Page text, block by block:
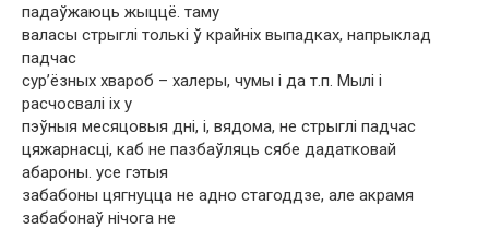
падаўжаюць жыццё. таму
валасы стрыглі толькі ў крайніх выпадках, напрыклад
падчас
сур’ёзных хвароб – халеры, чумы і да т.п. Мылі і
расчосвалі іх у
пэўныя месяцовыя дні, і, вядома, не стрыглі падчас
цяжарнасці, каб не пазбаўляць сябе дадатковай
абароны. усе гэтыя
забабоны цягнуцца не адно стагоддзе, але акрамя
забабонаў нічога не